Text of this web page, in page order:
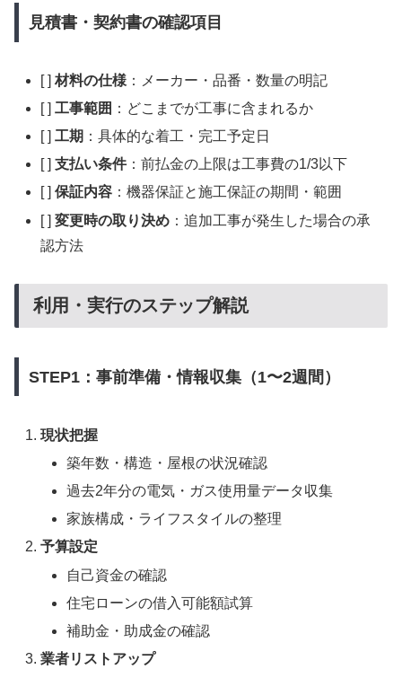
見積書・契約書の確認項目
[ ]材料の仕様 ：メーカー・品番・数量の明記
[ ]工事範囲 ：どこまでが工事に含まれるか
[ ]工期 ：具体的な着工・完工予定日
[ ]支払い条件：前払金の上限は工事費の1/3以下
[ ]保証内容 ：機器保証と施工保証の期間・範囲
[ ]変更時の取り決め ：追加工事が発生した場合の承
認方法
利用・実行のステップ解説
STEP1：事前準備・情報収集（1〜2週間）
現状把握
築年数・構造・屋根の状況確認
過去2年分の電気・ガス使用量データ収集
家族構成・ライフスタイルの整理
予算設定
自己資金の確認
住宅ローンの借入可能額試算
補助金・助成金の確認
業者リストアップ